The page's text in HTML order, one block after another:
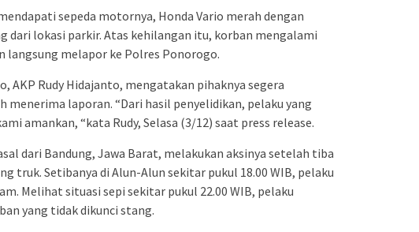
sepeda motornya, Honda Vario merah dengan
dari lokasi parkir. Atas kehilangan itu, korban mengalami
langsung melapor ke Polres Ponorogo.
AKP Rudy Hidajanto, mengatakan pihaknya segera
menerima laporan. “Dari hasil penyelidikan, pelaku yang
amankan, “kata Rudy, Selasa (3/12) saat press release.
dari Bandung, Jawa Barat, melakukan aksinya setelah tiba
truk. Setibanya di Alun-Alun sekitar pukul 18.00 WIB, pelaku
Melihat situasi sepi sekitar pukul 22.00 WIB, pelaku
yang tidak dikunci stang.